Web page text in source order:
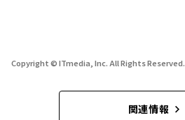
Copyright © ITmedia, Inc. All Rights Reserved.
関連情報